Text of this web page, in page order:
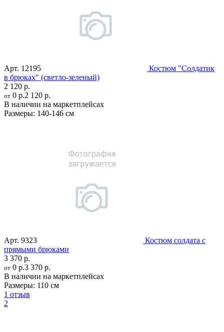
Арт. 12195
Костюм "Солдатик
в брюках" (светло-зеленый)
2 120 р.
от 0 р.2 120 р.
В наличии на маркетплейсах
Размеры: 140-146 см
Арт. 9323
Костюм солдата с
прямыми брюками
3 370 р.
от 0 р.3 370 р.
В наличии на маркетплейсах
Размеры: 110 см
1 отзыв
2